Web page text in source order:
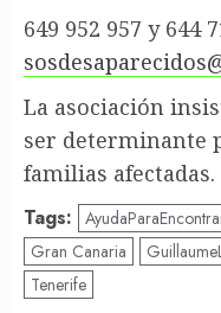
649 952 957 y 644
La asociación
ser determinante
familias afectadas.
Tags:
Gran Canaria
Tenerife